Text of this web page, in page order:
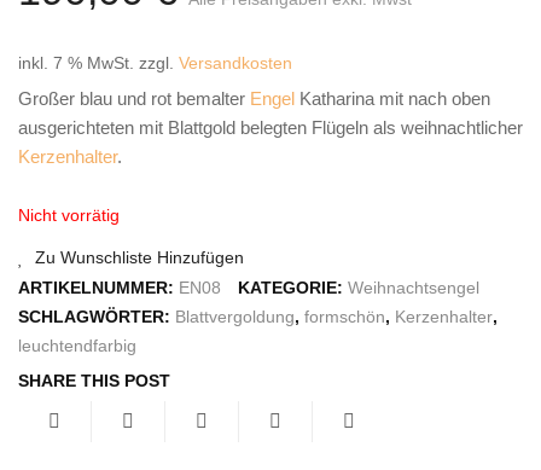
inkl. 7 % MwSt. zzgl. Versandkosten
Großer blau und rot bemalter Engel Katharina mit nach oben
ausgerichteten mit Blattgold belegten Flügeln als weihnachtlicher
Kerzenhalter.
Nicht vorrätig
Zu Wunschliste Hinzufügen
ARTIKELNUMMER: EN08 KATEGORIE: Weihnachtsengel
SCHLAGWÖRTER: Blattvergoldung, formschön, Kerzenhalter,
leuchtendfarbig
SHARE THIS POST